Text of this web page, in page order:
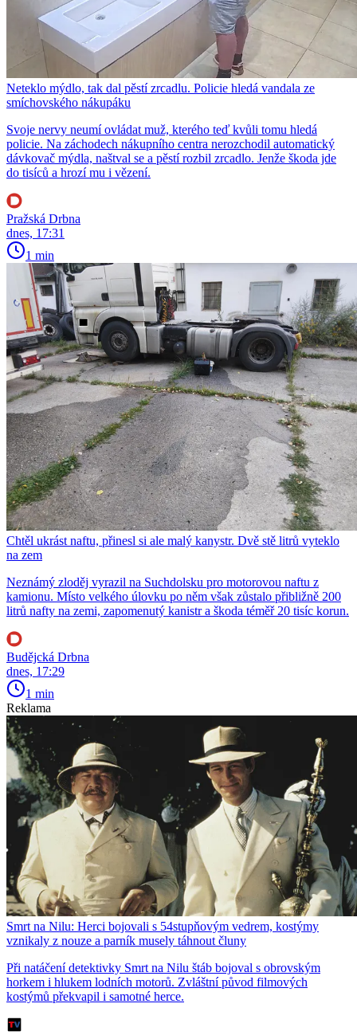
Neteklo mýdlo, tak dal pěstí zrcadlu. Policie hledá vandala ze
smíchovského nákupáku
Svoje nervy neumí ovládat muž, kterého teď kvůli tomu hledá
policie. Na záchodech nákupního centra nerozchodil automatický
dávkovač mýdla, naštval se a pěstí rozbil zrcadlo. Jenže škoda jde
do tisíců a hrozí mu i vězení.
Pražská Drbna
dnes, 17:31
1 min
Chtěl ukrást naftu, přinesl si ale malý kanystr. Dvě stě litrů vyteklo
na zem
Neznámý zloděj vyrazil na Suchdolsku pro motorovou naftu z
kamionu. Místo velkého úlovku po něm však zůstalo přibližně 200
litrů nafty na zemi, zapomenutý kanistr a škoda téměř 20 tisíc korun.
Budějcká Drbna
dnes, 17:29
1 min
Reklama
Smrt na Nilu: Herci bojovali s 54stupňovým vedrem, kostýmy
vznikaly z nouze a parník musely táhnout čluny
Při natáčení detektivky Smrt na Nilu štáb bojoval s obrovským
horkem i hlukem lodních motorů. Zvláštní původ filmových
kostýmů překvapil i samotné herce.